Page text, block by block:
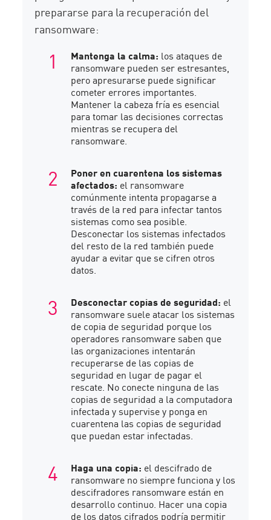
prepararse para la recuperación del
ransomware:
Mantenga la calma: los ataques de
ransomware pueden ser estresantes,
pero apresurarse puede significar
cometer errores importantes.
Mantener la cabeza fría es esencial
para tomar las decisiones correctas
mientras se recupera del
ransomware.
Poner en cuarentena los sistemas
afectados: el ransomware
comúnmente intenta propagarse a
través de la red para infectar tantos
sistemas como sea posible.
Desconectar los sistemas infectados
del resto de la red también puede
ayudar a evitar que se cifren otros
datos.
Desconectar copias de seguridad: el
ransomware suele atacar los sistemas
de copia de seguridad porque los
operadores ransomware saben que
las organizaciones intentarán
recuperarse de las copias de
seguridad en lugar de pagar el
rescate. No conecte ninguna de las
copias de seguridad a la computadora
infectada y supervise y ponga en
cuarentena las copias de seguridad
que puedan estar infectadas.
Haga una copia: el descifrado de
ransomware no siempre funciona y los
descifradores ransomware están en
desarrollo continuo. Hacer una copia
de los datos cifrados podría permitir